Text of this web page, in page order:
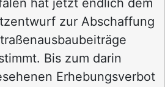
hat jetzt endlich dem
zur Abschaffung
Bis zum darin
Erhebungsverbot